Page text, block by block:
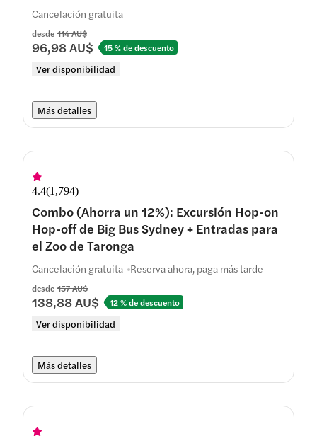
desde 114 AU$
96,98 AU$ 15 % de descuento
Ver disponibilidad
Cancelación gratuita
Más detalles
4.4(1,794)
Combo (Ahorra un 12%): Excursión Hop-on
Hop-off de Big Bus Sydney + Entradas para
el Zoo de Taronga
desde 157 AU$
138,88 AU$ 12 % de descuento
Ver disponibilidad
Cancelación gratuita Reserva ahora, paga más tarde
Más detalles